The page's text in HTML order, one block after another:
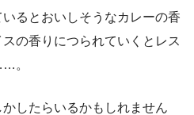
るとおいしそうなカレーの香
の香りにつられていくとレス
。
したらいるかもしれません